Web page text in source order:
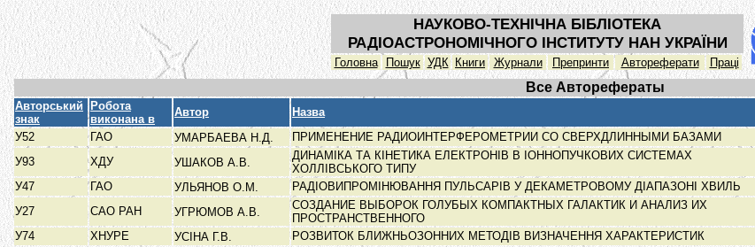
НАУКОВО-ТЕХНІЧНА БІБЛІОТЕКА
РАДІОАСТРОНОМІЧНОГО ІНСТИТУТУ НАН УКРАЇНИ
Головна Пошук УДК Книги Журнали Препринти Автореферати Праці
Все Авторефераты
Авторський
знак
Робота
виконана в
Автор Назва
У52
ГАО УМАРБАЕВА Н.Д. ПРИМЕНЕНИЕ РАДИОИНТЕРФЕРОМЕТРИИ СО СВЕРХДЛИННЫМИ БАЗАМИ
У93
ХДУ УШАКОВ А.В.
ДИНАМІКА ТА КІНЕТИКА ЕЛЕКТРОНІВ В ІОННОПУЧКОВИХ СИСТЕМАХ
ХОЛЛІВСЬКОГО ТИПУ
У47
ГАО УЛЬЯНОВ О.М. РАДІОВИПРОМІНЮВАННЯ ПУЛЬСАРІВ У ДЕКАМЕТРОВОМУ ДІАПАЗОНІ ХВИЛЬ
У27
САО РАН УГРЮМОВ А.В.
СОЗДАНИЕ ВЫБОРОК ГОЛУБЫХ КОМПАКТНЫХ ГАЛАКТИК И АНАЛИЗ ИХ
ПРОСТРАНСТВЕННОГО
У74
ХНУРЕ УСІНА Г.В. РОЗВИТОК БЛИЖНЬОЗОННИХ МЕТОДІВ ВИЗНАЧЕННЯ ХАРАКТЕРИСТИК